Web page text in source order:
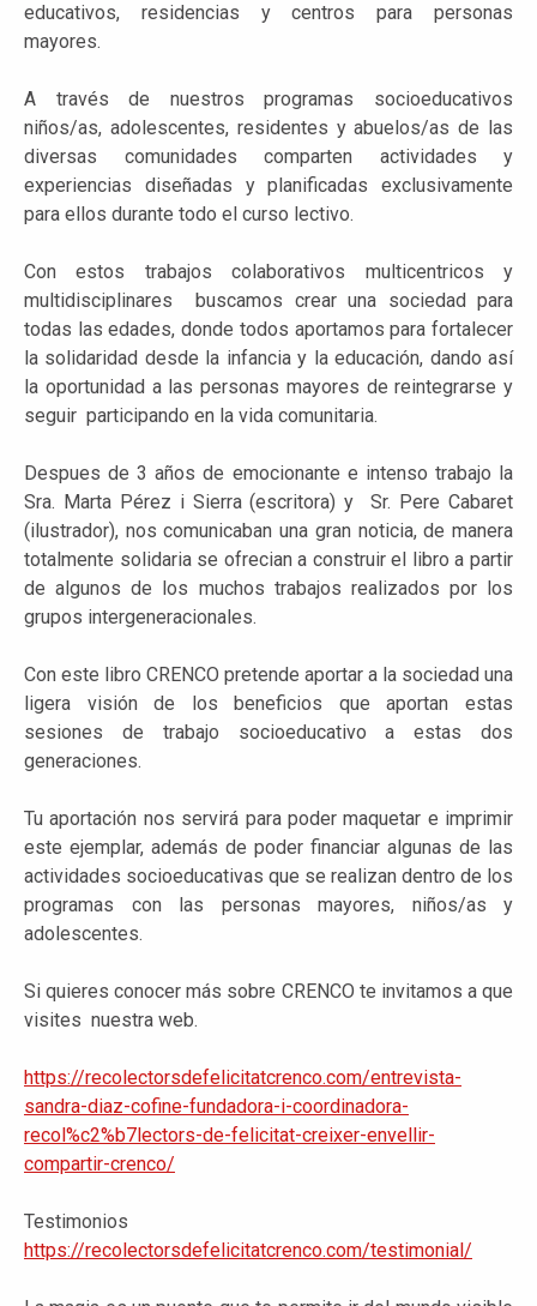
educativos, residencias y centros para personas
mayores.
A través de nuestros programas socioeducativos
niños/as, adolescentes, residentes y abuelos/as de las
diversas comunidades comparten actividades y
experiencias diseñadas y planificadas exclusivamente
para ellos durante todo el curso lectivo.
Con estos trabajos colaborativos multicentricos y
multidisciplinares buscamos crear una sociedad para
todas las edades, donde todos aportamos para fortalecer
la solidaridad desde la infancia y la educación, dando así
la oportunidad a las personas mayores de reintegrarse y
seguir participando en la vida comunitaria.
Despues de 3 años de emocionante e intenso trabajo la
Sra. Marta Pérez i Sierra (escritora) y Sr. Pere Cabaret
(ilustrador), nos comunicaban una gran noticia, de manera
totalmente solidaria se ofrecian a construir el libro a partir
de algunos de los muchos trabajos realizados por los
grupos intergeneracionales.
Con este libro CRENCO pretende aportar a la sociedad una
ligera visión de los beneficios que aportan estas
sesiones de trabajo socioeducativo a estas dos
generaciones.
Tu aportación nos servirá para poder maquetar e imprimir
este ejemplar, además de poder financiar algunas de las
actividades socioeducativas que se realizan dentro de los
programas con las personas mayores, niños/as y
adolescentes.
Si quieres conocer más sobre CRENCO te invitamos a que
visites nuestra web.
https://recolectorsdefelicitatcrenco.com/entrevista-
sandra-diaz-cofine-fundadora-i-coordinadora-
recol%c2%b7lectors-de-felicitat-creixer-envellir-
compartir-crenco/
Testimonios
https://recolectorsdefelicitatcrenco.com/testimonial/